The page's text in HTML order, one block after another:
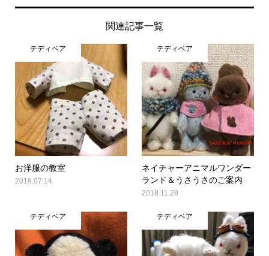
関連記事一覧
テディベア
お洋服の教室
2018.07.14
テディベア
ネイチャーアニマルワンダー
ランド＆うさうさのご案内
2018.11.29
テディベア テディベア